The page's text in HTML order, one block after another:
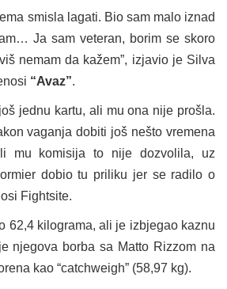
smisla lagati. Bio sam malo iznad
Ja sam veteran, borim se skoro
nemam da kažem”, izjavio je Silva
“Avaz”.
jednu kartu, ali mu ona nije prošla.
vaganja dobiti još nešto vremena
mu komisija to nije dozvolila, uz
dobio tu priliku jer se radilo o
Fightsite.
62,4 kilograma, ali je izbjegao kaznu
njegova borba sa Matto Rizzom na
kao “catchweigh” (58,97 kg).